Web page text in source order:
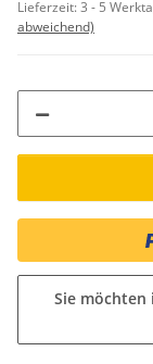
Lieferzeit:3 - 5
abweichend)
Sie möchten